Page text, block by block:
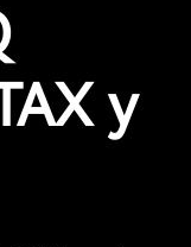
y